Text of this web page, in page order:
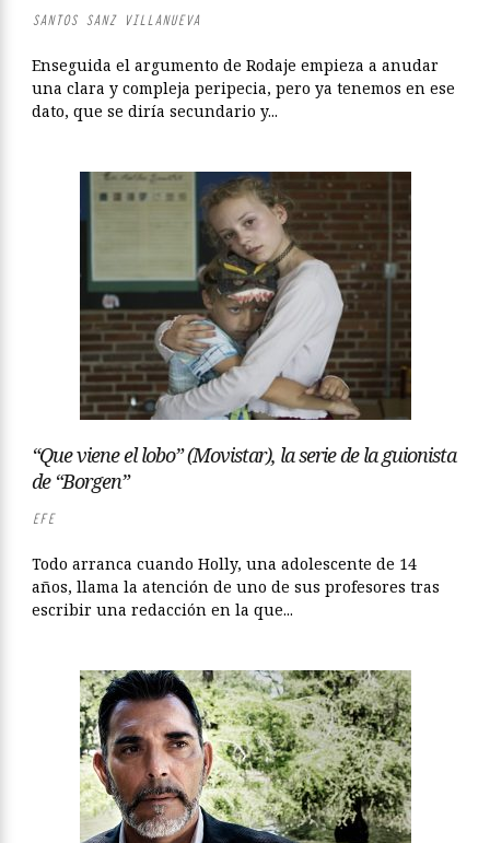
SANTOS SANZ VILLANUEVA
Enseguida el argumento de Rodaje empieza a anudar
una clara y compleja peripecia, pero ya tenemos en ese
dato, que se diría secundario y...
“Que viene el lobo” (Movistar), la serie de la guionista
de “Borgen”
EFE
Todo arranca cuando Holly, una adolescente de 14
años, llama la atención de uno de sus profesores tras
escribir una redacción en la que...